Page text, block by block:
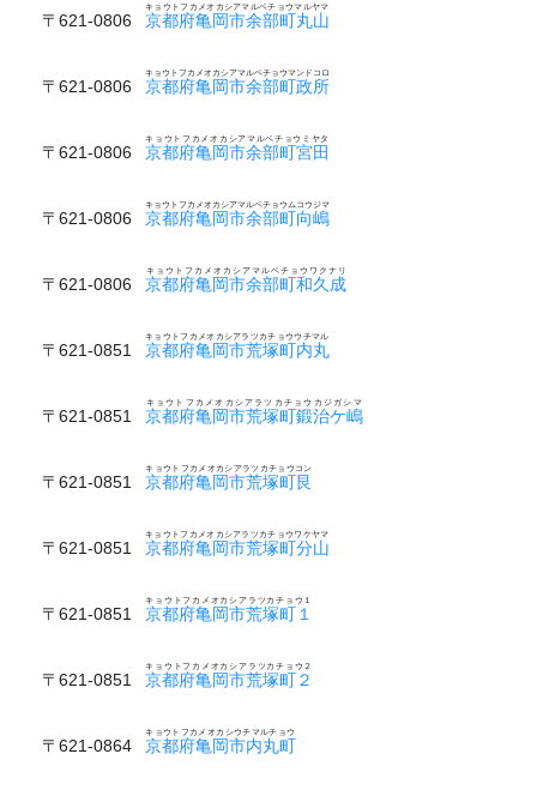
〒621-0806 京都府亀岡市余部町丸山
キョウトフカメオカシアマルベチョウマルヤマ
〒621-0806 京都府亀岡市余部町政所
キョウトフカメオカシアマルベチョウマンドコロ
〒621-0806 京都府亀岡市余部町宮田
キョウトフカメオカシアマルベチョウミヤタ
〒621-0806 京都府亀岡市余部町向嶋
キョウトフカメオカシアマルベチョウムコウジマ
〒621-0806 京都府亀岡市余部町和久成
キョウトフカメオカシアマルベチョウワクナリ
〒621-0851 京都府亀岡市荒塚町内丸
キョウトフカメオカシアラツカチョウウチマル
〒621-0851 京都府亀岡市荒塚町鍛治ケ嶋
キョウトフカメオカシアラツカチョウカジガシマ
〒621-0851 京都府亀岡市荒塚町艮
キョウトフカメオカシアラツカチョウコン
〒621-0851 京都府亀岡市荒塚町分山
キョウトフカメオカシアラツカチョウワケヤマ
〒621-0851 京都府亀岡市荒塚町１
キョウトフカメオカシアラツカチョウ１
〒621-0851 京都府亀岡市荒塚町２
キョウトフカメオカシアラツカチョウ２
〒621-0864 京都府亀岡市内丸町
キョウトフカメオカシウチマルチョウ